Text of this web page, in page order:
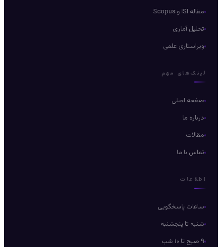
مقاله ISI و Scopus
تحلیل آماری
ویراستاری علمی
لینک‌های مهم
صفحه اصلی
درباره ما
مقالات
تماس با ما
اطلاعات
ساعات پاسخگویی
شنبه تا پنجشنبه
۹ صبح تا ۱۰ شب